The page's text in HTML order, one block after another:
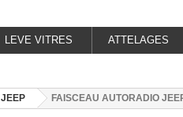
LEVE VITRES ATTELAGES
JEEP FAISCEAU AUTORADIO